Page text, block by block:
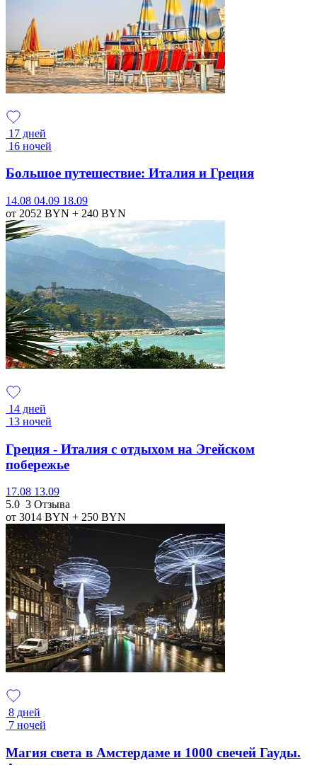
17 дней
16 ночей
Большое путешествие: Италия и Греция
14.08 04.09 18.09
от 2052 BYN + 240 BYN
14 дней
13 ночей
Греция - Италия с отдыхом на Эгейском
побережье
17.08 13.09
5.0 3 Отзыва
от 3014 BYN + 250 BYN
8 дней
7 ночей
Магия света в Амстердаме и 1000 свечей Гауды.